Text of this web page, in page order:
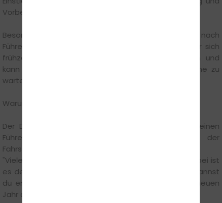
Vorbereitung lassen sich nicht ersetzen.
Besonders zum Jahreswechsel steigt die Nachfrage nach
Führerscheinplätzen erfahrungsgemäß stark an. Wer sich
frühzeitig anmeldet, vermeidet lange Wartezeiten und
kann direkt loslegen, statt Monate auf freie Termine zu
warten.
Warum du dich im Dezember anmelden solltest
Der Dezember ist ideal, um den Grundstein für deinen
Führerschein zu legen. Jakob Tartakowski von der
Fahrschule Crash-Kid GmbH in Düsseldorf erklärt:
"Viele denken im Dezember nur an Weihnachten, dabei ist
es der perfekte Zeitpunkt zur Anmeldung. Theorie kannst
du entspannt über die Feiertage lernen – und im neuen
Jahr direkt mit den Fahrstunden starten."